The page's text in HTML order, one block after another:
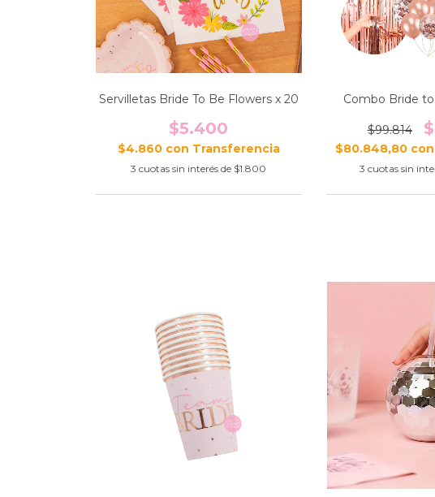
Servilletas Bride To Be Flowers x 20
$5.400
$4.860 con
3 cuotas sin interés de $1.800
Combo Bride
$99.814
$80.848,80 con
3 cuotas sin